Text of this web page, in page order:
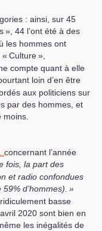
: ainsi, sur 45
», 44 l’ont été à des
les hommes ont
« Culture»,
compte quant à elle
loin d’en être
aux politiciens sur
par des hommes, et
concernant l’année
fois, la part des
et radio confondues
d’hommes). »
basse
2020 sont bien en
les inégalités de